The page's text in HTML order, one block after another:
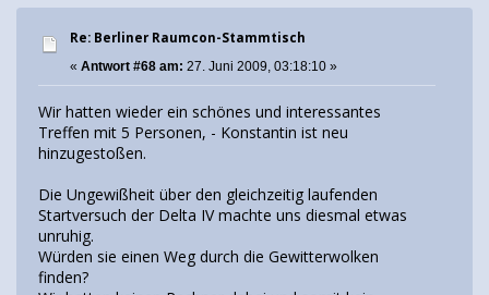
Re: Berliner Raumcon-Stammtisch
« Antwort #68 am: 27. Juni 2009, 03:18:10 »
Wir hatten wieder ein schönes und interessantes
Treffen mit 5 Personen, - Konstantin ist neu
hinzugestoßen.
Die Ungewißheit über den gleichzeitig laufenden
Startversuch der Delta IV machte uns diesmal etwas
unruhig.
Würden sie einen Weg durch die Gewitterwolken
finden?